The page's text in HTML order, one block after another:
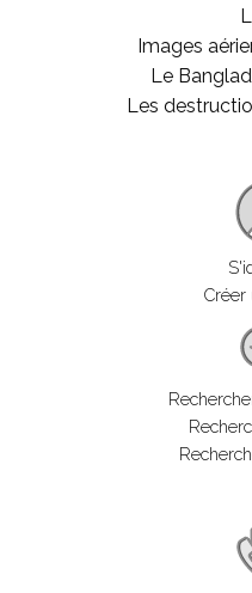
Images
Le
Les
Créer